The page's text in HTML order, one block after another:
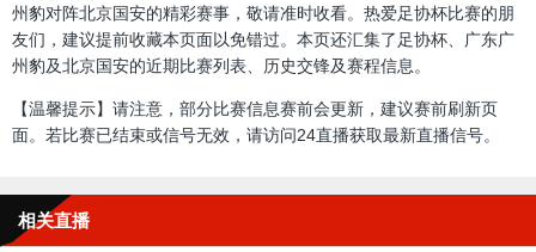
州豹对阵北京国安的精彩赛事，敬请准时收看。热爱足协杯比赛的朋
友们，建议提前收藏本页面以免错过。本页还汇集了足协杯、广东广
州豹及北京国安的近期比赛列表、历史交锋及赛程信息。
【温馨提示】请注意，部分比赛信息赛前会更新，建议赛前刷新页
面。若比赛已结束或信号无效，请访问24直播获取最新直播信号。
相关直播